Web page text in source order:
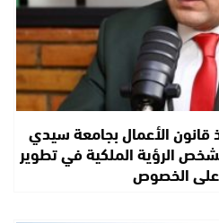
قانون الأعمال بجامعة سيدي
الرؤية الملكية في تطوير
على الخصوص